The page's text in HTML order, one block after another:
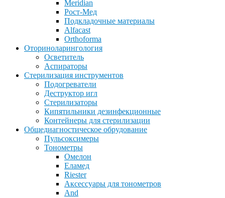
Meridian
Рост-Мед
Подкладочные материалы
Alfacast
Orthoforma
Оториноларингология
Осветитель
Аспираторы
Стерилизация инструментов
Подогреватели
Деструктор игл
Стерилизаторы
Кипятильники дезинфекционные
Контейнеры для стерилизации
Общедиагностическое обрудование
Пульсоксимеры
Тонометры
Омелон
Еламед
Riester
Аксессуары для тонометров
And